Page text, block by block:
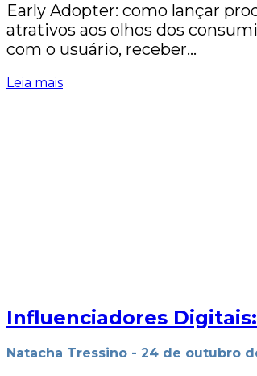
Early Adopter: como lançar
atrativos aos olhos dos
com o usuário, receber…
Leia mais
Influenciadores
Natacha Tressino - 24 de outubro